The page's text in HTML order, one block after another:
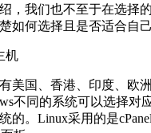
，我们也不至于在选择
如何选择且是否适合自己
机
美国、香港、印度、欧
不同的系统可以选择对
的。Linux采用的是